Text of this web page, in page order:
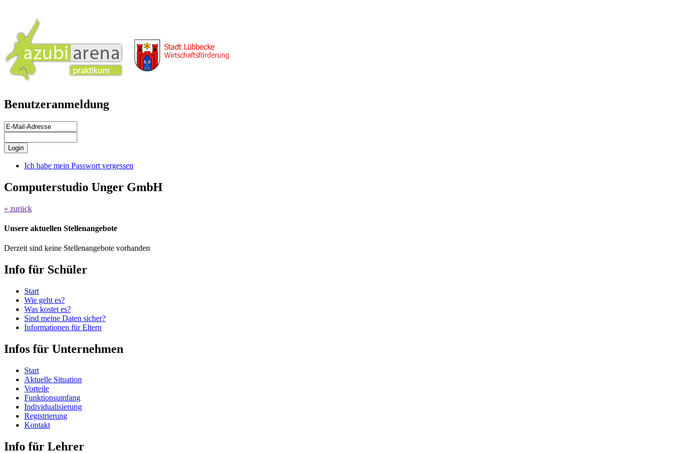
Benutzeranmeldung
Ich habe mein Passwort vergessen
Computerstudio Unger GmbH
« zurück
Unsere aktuellen Stellenangebote
Derzeit sind keine Stellenangebote vorhanden
Info für Schüler
Start
Wie geht es?
Was kostet es?
Sind meine Daten sicher?
Informationen für Eltern
Infos für Unternehmen
Start
Aktuelle Situation
Vorteile
Funktionsumfang
Individualisierung
Registrierung
Kontakt
Info für Lehrer